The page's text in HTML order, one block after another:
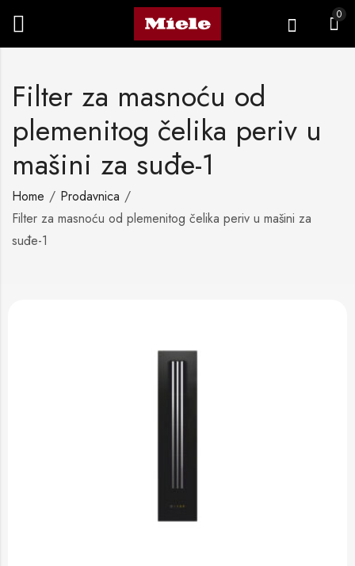
0
Filter za masnoću od
plemenitog čelika periv u
mašini za suđe-1
Home
Prodavnica
Filter za masnoću od plemenitog čelika periv u mašini za
suđe-1